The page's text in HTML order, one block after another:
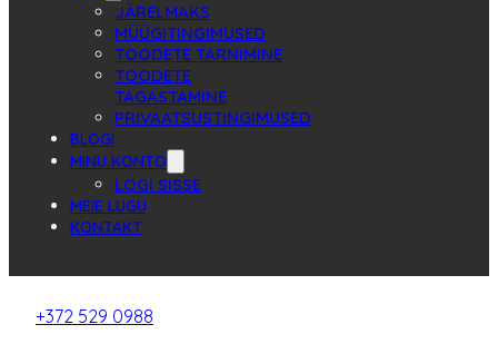
JÄRELMAKS
MÜÜGITINGIMUSED
TOODETE TARNIMINE
TOODETE
TAGASTAMINE
PRIVAATSUSTINGIMUSED
BLOGI
MINU KONTO
LOGI SISSE
MEIE LUGU
KONTAKT
+372 529 0988